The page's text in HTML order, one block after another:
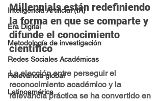
Inteligencia Artificial (IA)
Era Digital
Metodología de investigación
Redes Sociales Académicas
Relevancia global
Latinoamérica
Millennials están redefiniendo
la forma en que se comparte y
difunde el conocimiento
científico
La elección entre perseguir el
reconocimiento académico y la
relevancia práctica se ha convertido en